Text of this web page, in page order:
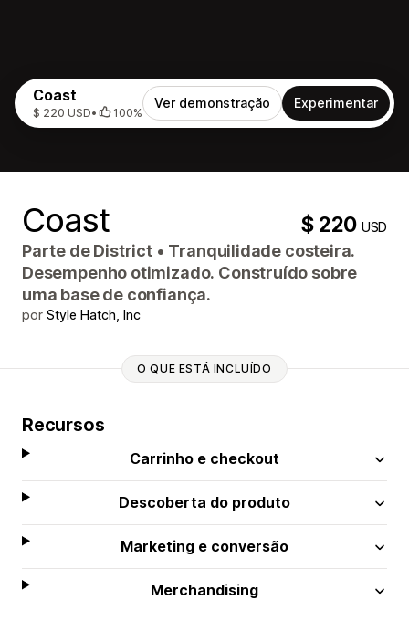
Coast
$ 220 USD• 100%
Ver demonstração Experimentar
Coast $ 220USD
Parte deDistrict • Tranquilidade costeira.
Desempenho otimizado. Construído sobre
uma base de confiança.
por Style Hatch, Inc
O QUE ESTÁ INCLUÍDO
Recursos
Carrinho e checkout
Descoberta do produto
Marketing e conversão
Merchandising